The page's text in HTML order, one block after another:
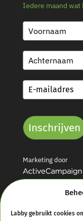
Labby gebruikt cookies
Iedere maand wat
Inschrijven
Marketing door
A
c
v